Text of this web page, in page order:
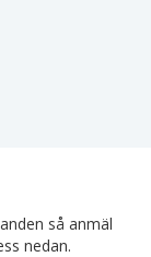
så anmäl
nedan.